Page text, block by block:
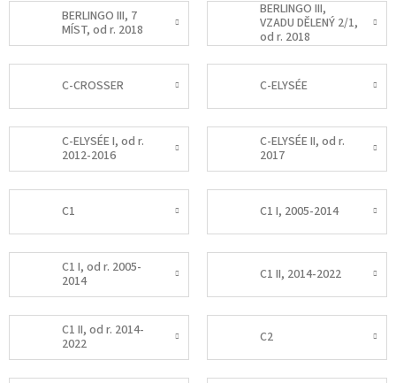
BERLINGO III, 7
MÍST, od r. 2018
BERLINGO III,
VZADU DĚLENÝ 2/1,
od r. 2018
C-CROSSER C-ELYSÉE
C-ELYSÉE I, od r.
2012-2016
C-ELYSÉE II, od r.
2017
C1 C1 I, 2005-2014
C1 I, od r. 2005-
2014
C1 II, 2014-2022
C1 II, od r. 2014-
2022
C2